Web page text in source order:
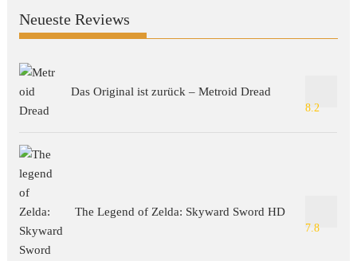
Neueste Reviews
Das Original ist zurück – Metroid Dread
8.2
The Legend of Zelda: Skyward Sword HD
7.8